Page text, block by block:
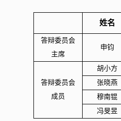
姓名
答辩委员会
主席
申钧
答辩委员会
成员
胡小方
张晓燕
穆南锟
冯旻昱